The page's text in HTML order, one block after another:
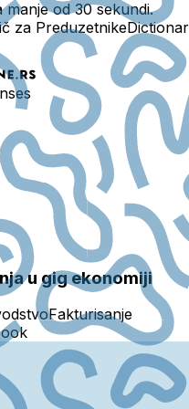
od 30 sekundi.
za Preduzetnike
u gig ekonomiji
Fakturisanje